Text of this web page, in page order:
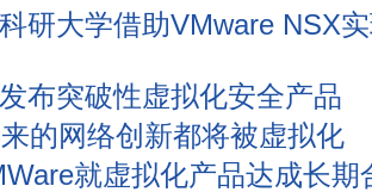
研大学借助VMware NSX
布突破性虚拟化安全产品
的网络创新都将被虚拟化
就虚拟化产品达成长期